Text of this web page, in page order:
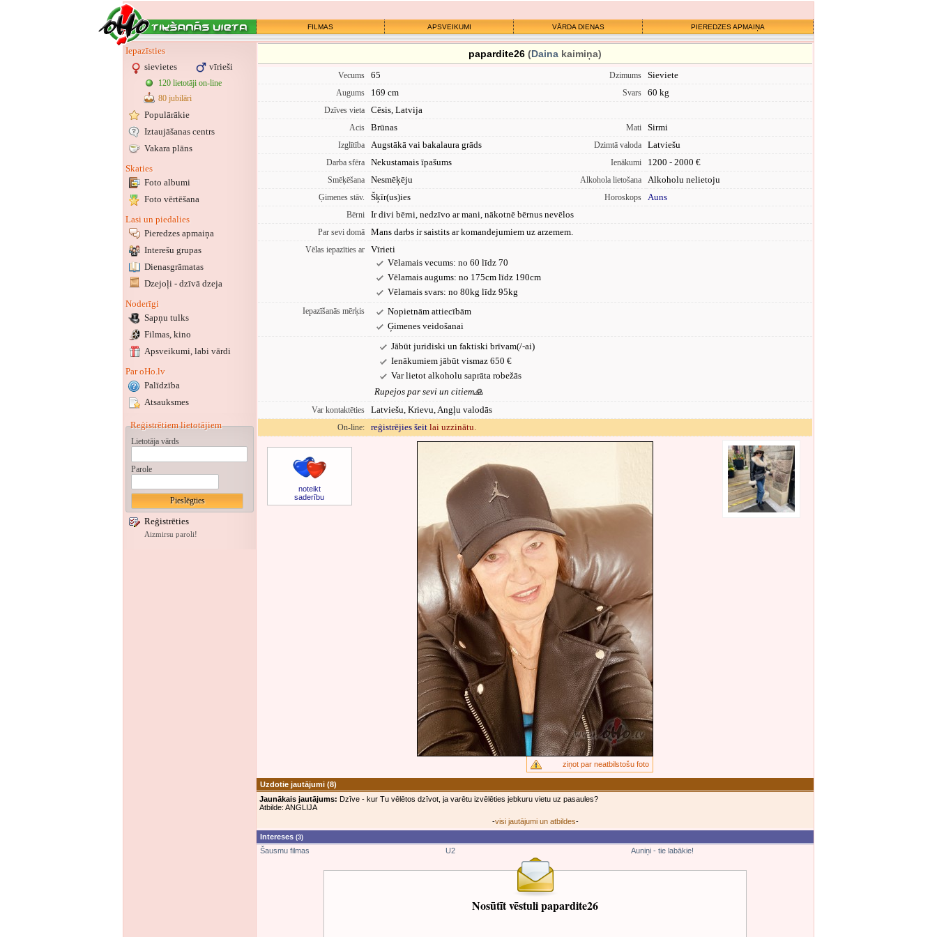
FILMAS APSVEIKUMI VĀRDA DIENAS PIEREDZES APMAIŅA
Iepazīsties
sievietes
vīrieši
120 lietotāji on-line
80 jubilāri
Populārākie
Iztaujāšanas centrs
Vakara plāns
Skaties
Foto albumi
Foto vērtēšana
Lasi un piedalies
Pieredzes apmaiņa
Interešu grupas
Dienasgrāmatas
Dzejoļi - dzīvā dzeja
Noderīgi
Sapņu tulks
Filmas, kino
Apsveikumi, labi vārdi
Par oHo.lv
Palīdzība
Atsauksmes
Reģistrētiem lietotājiem
Lietotāja vārds
Parole
Reģistrēties
Aizmirsu paroli!
papardite26 (Daina kaimiņa)
Vecums 65 Dzimums Sieviete
Augums 169 cm Svars 60 kg
Dzīves vieta Cēsis, Latvija
Acis Brūnas Mati Sirmi
Izglītība Augstākā vai bakalaura grāds Dzimtā valoda Latviešu
Darba sfēra Nekustamais īpašums Ienākumi 1200 - 2000 €
Smēķēšana Nesmēķēju Alkohola lietošana Alkoholu nelietoju
Ģimenes stāv. Šķīr(us)ies Horoskops Auns
Bērni Ir divi bērni, nedzīvo ar mani, nākotnē bērnus nevēlos
Par sevi domā Mans darbs ir saistits ar komandejumiem uz arzemem.
Vēlas iepazīties ar
Vīrieti
Vēlamais vecums: no 60 līdz 70
Vēlamais augums: no 175cm līdz 190cm
Vēlamais svars: no 80kg līdz 95kg
Iepazīšanās mērķis
Nopietnām attiecībām
Ģimenes veidošanai
Jābūt juridiski un faktiski brīvam(/-ai)
Ienākumiem jābūt vismaz 650 €
Var lietot alkoholu saprāta robežās
Rupejos par sevi un citiem🙏
Var kontaktēties Latviešu, Krievu, Angļu valodās
On-line: reģistrējies šeit lai uzzinātu.
noteikt
saderību
ziņot par neatbilstošu foto
Uzdotie jautājumi (8)
Jaunākais jautājums: Dzīve - kur Tu vēlētos dzīvot, ja varētu izvēlēties jebkuru vietu uz pasaules?
Atbilde: ANGLIJA
-visi jautājumi un atbildes-
Intereses (3)
Šausmu filmas U2 Auniņi - tie labākie!
Nosūtīt vēstuli papardite26